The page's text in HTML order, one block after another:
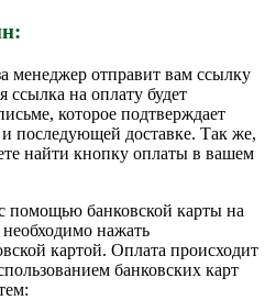
менеджер отправит вам ссылку
на оплату будет
которое подтверждает
и последующей доставке. Так же,
найти кнопку оплаты в вашем
помощью банковской карты на
нажать
картой. Оплата происходит
банковских карт